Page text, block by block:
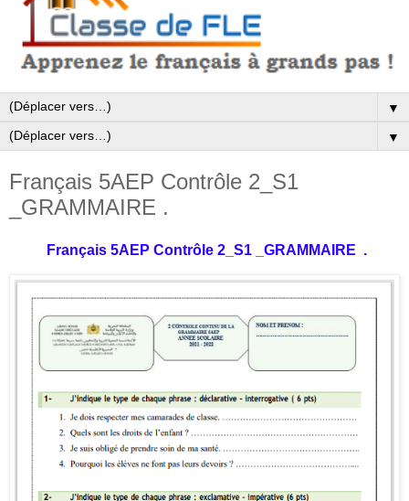
▼
▼
Français 5AEP Contrôle 2_S1
_GRAMMAIRE .
Français 5AEP Contrôle 2_S1 _GRAMMAIRE .